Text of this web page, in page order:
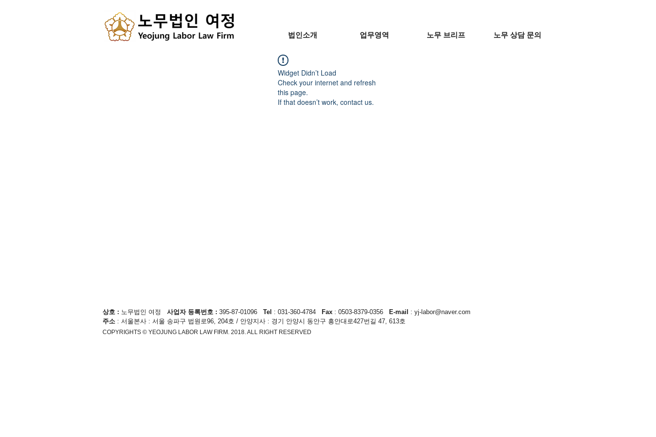
법인소개 업무영역 노무 브리프 노무 상담 문의
Widget Didn’t Load
Check your internet and refresh
this page.
If that doesn’t work, contact us.
상호 : 노무법인 여정 사업자 등록번호 : 395-87-01096 Tel : 031-360-4784 Fax : 0503-8379-0356 E-mail : yj-labor@naver.com
주소 : 서울본사 : 서울 송파구 법원로96, 204호 / 안양지사 : 경기 안양시 동안구 흥안대로427번길 47, 613호
COPYRIGHTS © YEOJUNG LABOR LAW FIRM. 2018. ALL RIGHT RESERVED